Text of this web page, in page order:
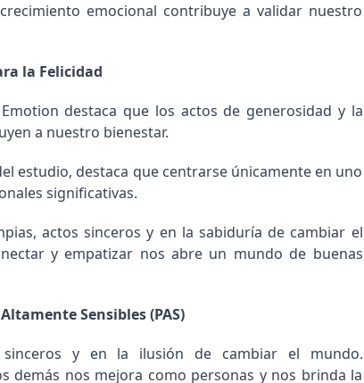
emocional contribuye a validar nuestro
la Felicidad
destaca que los actos de generosidad y la
a nuestro bienestar.
estudio, destaca que centrarse únicamente en uno
significativas.
actos sinceros y en la sabiduría de cambiar el
y empatizar nos abre un mundo de buenas
Sensibles (PAS)
y en la ilusión de cambiar el mundo.
demás nos mejora como personas y nos brinda la